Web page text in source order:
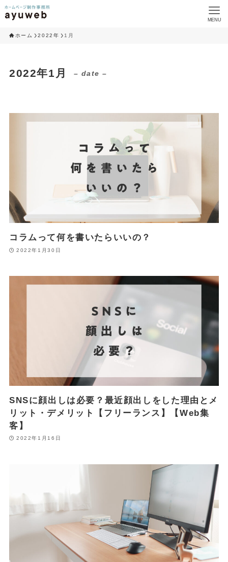
MENU
ホーム 2022年 1月
2022年1月 – date –
コラムって何を書いたらいいの？
2022年1月30日
SNSに顔出しは必要？最近顔出しをした理由とメ
リット・デメリット【フリーランス】【Web集
客】
2022年1月16日